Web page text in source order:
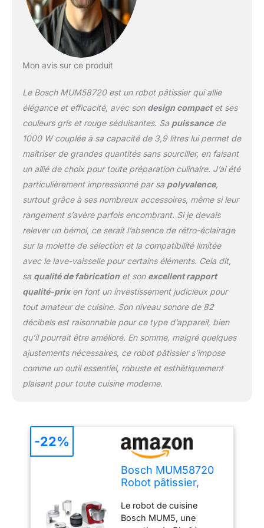
importantes : jusqu'à 2,7
kg de pâte à gâteau (soit
48 cupcakes) ou 1,9 kg
dispose de 7 vitesses +
turbo pour maîtriser la
texture de vos
préparations Livraison :
1x robot pâtissier Bosch
MUM58920, 1x fouet
batteur, 1x fouet
mélangeur, 1x crochet
disques réversibles inox,
1x blender, 1x couvercle
de protection Cet
appareil est uniquement
privés et à
l'environnement
domestique ; n'utilisez
l'appareil que pour des
quantités et des durées
de traitement
domestiques normales ;
ne dépassez pas les
quantités maximales
autorisées
Mon avis sur ce produit
Le Bosch MUM58720 est un robot pâtissier qui allie
élégance et efficacité, avec son design compactet ses
couleurs gris et rouge séduisantes. Sa puissancede
1000 W couplée à sa capacité de 3,9 litres lui permet de
maîtriser de grandes quantités sans sourciller, en faisant
un allié de choix pour toute préparation culinaire. J’ai été
particulièrement impressionné par sa polyvalence,
surtout grâce à ses nombreux accessoires, même si leur
rangement s’avère parfois encombrant. Si je devais
relever un bémol, ce serait l’absence de rétro-éclairage
sur la molette de sélection et la compatibilité limitée
avec le lave-vaisselle pour certains éléments. Cela dit,
sa qualité de fabricationet son excellent rapport
qualité-prixen font un investissement judicieux pour
tout amateur de cuisine. Son niveau sonore de 82
décibels est raisonnable pour ce type d’appareil, bien
qu’il pourrait être amélioré. En somme, malgré quelques
ajustements nécessaires, ce robot pâtissier s’impose
comme un outil essentiel, robuste et esthétiquement
plaisant pour toute cuisine moderne.
Bosch MUM58720
Robot pâtissier,
1000 W, 3,9 litres,
Acier inoxydable et
Le robot de cuisine
Bosch MUM5, une
-22%